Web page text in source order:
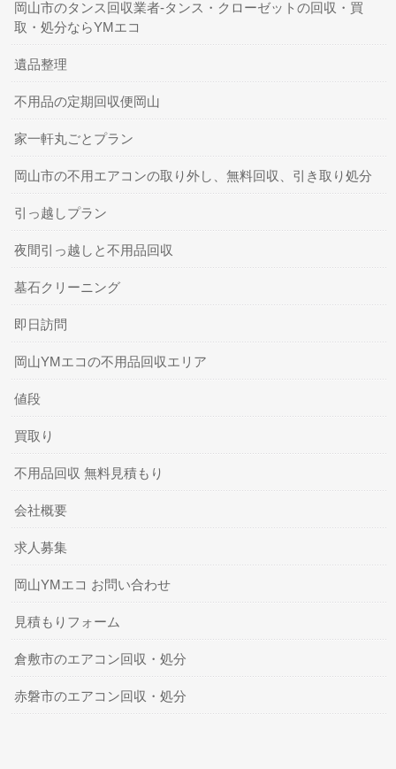
岡山市のタンス回収業者-タンス・クローゼットの回収・買
取・処分ならYMエコ
遺品整理
不用品の定期回収便岡山
家一軒丸ごとプラン
岡山市の不用エアコンの取り外し、無料回収、引き取り処分
引っ越しプラン
夜間引っ越しと不用品回収
墓石クリーニング
即日訪問
岡山YMエコの不用品回収エリア
値段
買取り
不用品回収 無料見積もり
会社概要
求人募集
岡山YMエコ お問い合わせ
見積もりフォーム
倉敷市のエアコン回収・処分
赤磐市のエアコン回収・処分